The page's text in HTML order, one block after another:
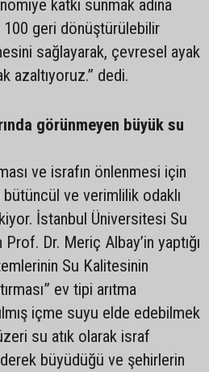
katkı sunmak adına
100 geri dönüştürülebilir
sağlayarak, çevresel ayak
azaltıyoruz.” dedi.
görünmeyen büyük su
ve israfın önlenmesi için
ve verimlilik odaklı
İstanbul Üniversitesi Su
Dr. Meriç Albay’in yaptığı
Su Kalitesinin
ev tipi arıtma
içme suyu elde edebilmek
su atık olarak israf
büyüdüğü ve şehirlerin